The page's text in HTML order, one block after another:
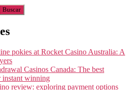
pokies at Rocket Casino Australia: A
Casinos Canada: The best
instant winning
review: exploring payment options